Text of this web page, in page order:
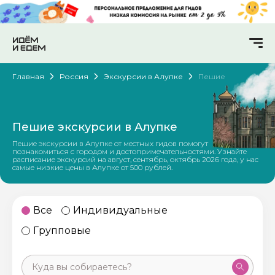
Главная Россия Экскурсии в Алупке Пешие
Пешие экскурсии в Алупке
Пешие экскурсии в Алупке от местных гидов помогут
познакомиться с городом и достопримечательностями. Узнайте
расписание экскурсий на август, сентябрь, октябрь 2026 года, у нас
самые низкие цены в Алупке от 500 рублей.
Все
Индивидуальные
Групповые